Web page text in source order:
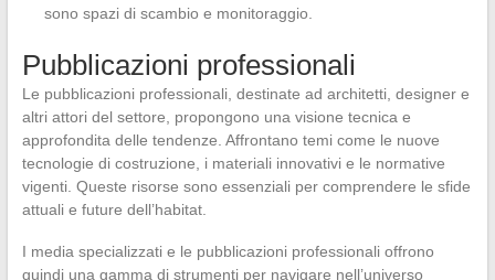
sono spazi di scambio e monitoraggio.
Pubblicazioni professionali
Le pubblicazioni professionali, destinate ad architetti, designer e
altri attori del settore, propongono una visione tecnica e
approfondita delle tendenze. Affrontano temi come le nuove
tecnologie di costruzione, i materiali innovativi e le normative
vigenti. Queste risorse sono essenziali per comprendere le sfide
attuali e future dell’habitat.
I media specializzati e le pubblicazioni professionali offrono
quindi una gamma di strumenti per navigare nell’universo